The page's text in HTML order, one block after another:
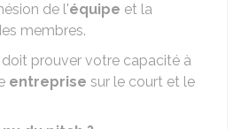
de l'équipe et la
membres.
prouver votre capacité à
entreprise sur le court et le